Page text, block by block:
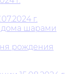
г.
дома шарами
рождения